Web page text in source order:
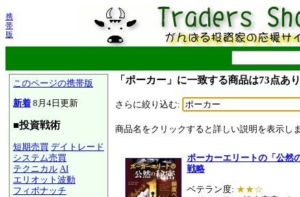
携
帯
版
このページの携帯版
新着 8月4日更新
■投資戦術
短期売買 デイトレード
システム売買
テクニカル AI
エリオット波動
フィボナッチ
「ポーカー」に一致する商品は73点あり
さらに絞り込む:
商品名をクリックすると詳しい説明を表示しま
ポーカーエリートの「公然
戦略
ベテラン度: ★★☆